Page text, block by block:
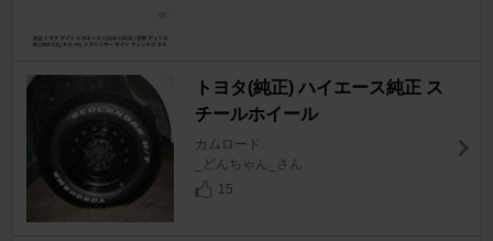
トヨタ(純正) ハイエース純正 ス
チールホイール
カムロード
_どんちゃん_さん
15